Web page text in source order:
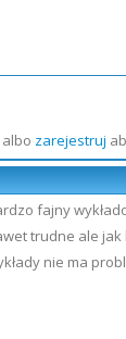
zarejestruj
fajny
trudne ale jak
nie ma